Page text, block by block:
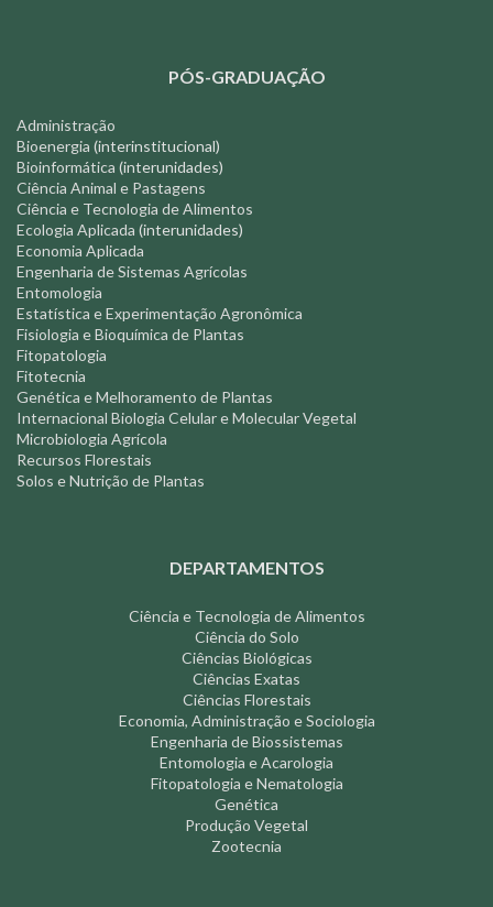
PÓS-GRADUAÇÃO
Administração
Bioenergia (interinstitucional)
Bioinformática (interunidades)
Ciência Animal e Pastagens
Ciência e Tecnologia de Alimentos
Ecologia Aplicada (interunidades)
Economia Aplicada
Engenharia de Sistemas Agrícolas
Entomologia
Estatística e Experimentação Agronômica
Fisiologia e Bioquímica de Plantas
Fitopatologia
Fitotecnia
Genética e Melhoramento de Plantas
Internacional Biologia Celular e Molecular Vegetal
Microbiologia Agrícola
Recursos Florestais
Solos e Nutrição de Plantas
DEPARTAMENTOS
Ciência e Tecnologia de Alimentos
Ciência do Solo
Ciências Biológicas
Ciências Exatas
Ciências Florestais
Economia, Administração e Sociologia
Engenharia de Biossistemas
Entomologia e Acarologia
Fitopatologia e Nematologia
Genética
Produção Vegetal
Zootecnia